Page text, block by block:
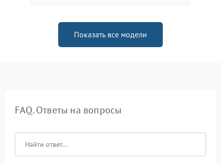
Показать все модели
FAQ. Ответы на вопросы